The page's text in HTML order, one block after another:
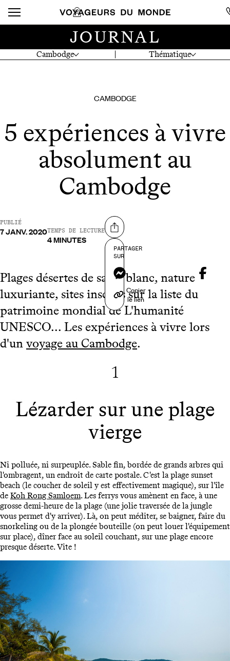
Cambodge Thématique
JOURNAL
CAMBODGE
5 expériences à vivre
absolument au
Cambodge
PUBLIÉ
7 JANV. 2020TEMPS DE LECTURE
4 MINUTES
Partager sur
PARTAGER
SUR
Messenger
Copier
le lien
Plages désertes de sable blanc, nature
luxuriante, sites inscrits sur la liste du
patrimoine mondial de L'humanité
UNESCO... Les expériences à vivre lors
d'un voyage au Cambodge.
1
Lézarder sur une plage
vierge
Ni polluée, ni surpeuplée. Sable fin, bordée de grands arbres qui
l'ombragent, un endroit de carte postale. C'est la plage sunset
beach (le coucher de soleil y est effectivement magique), sur l'île
de Koh Rong Samloem. Les ferrys vous amènent en face, à une
grosse demi-heure de la plage (une jolie traversée de la jungle
vous permet d'y arriver). Là, on peut méditer, se baigner, faire du
snorkeling ou de la plongée bouteille (on peut louer l'équipement
sur place), dîner face au soleil couchant, sur une plage encore
presque déserte. Vite !